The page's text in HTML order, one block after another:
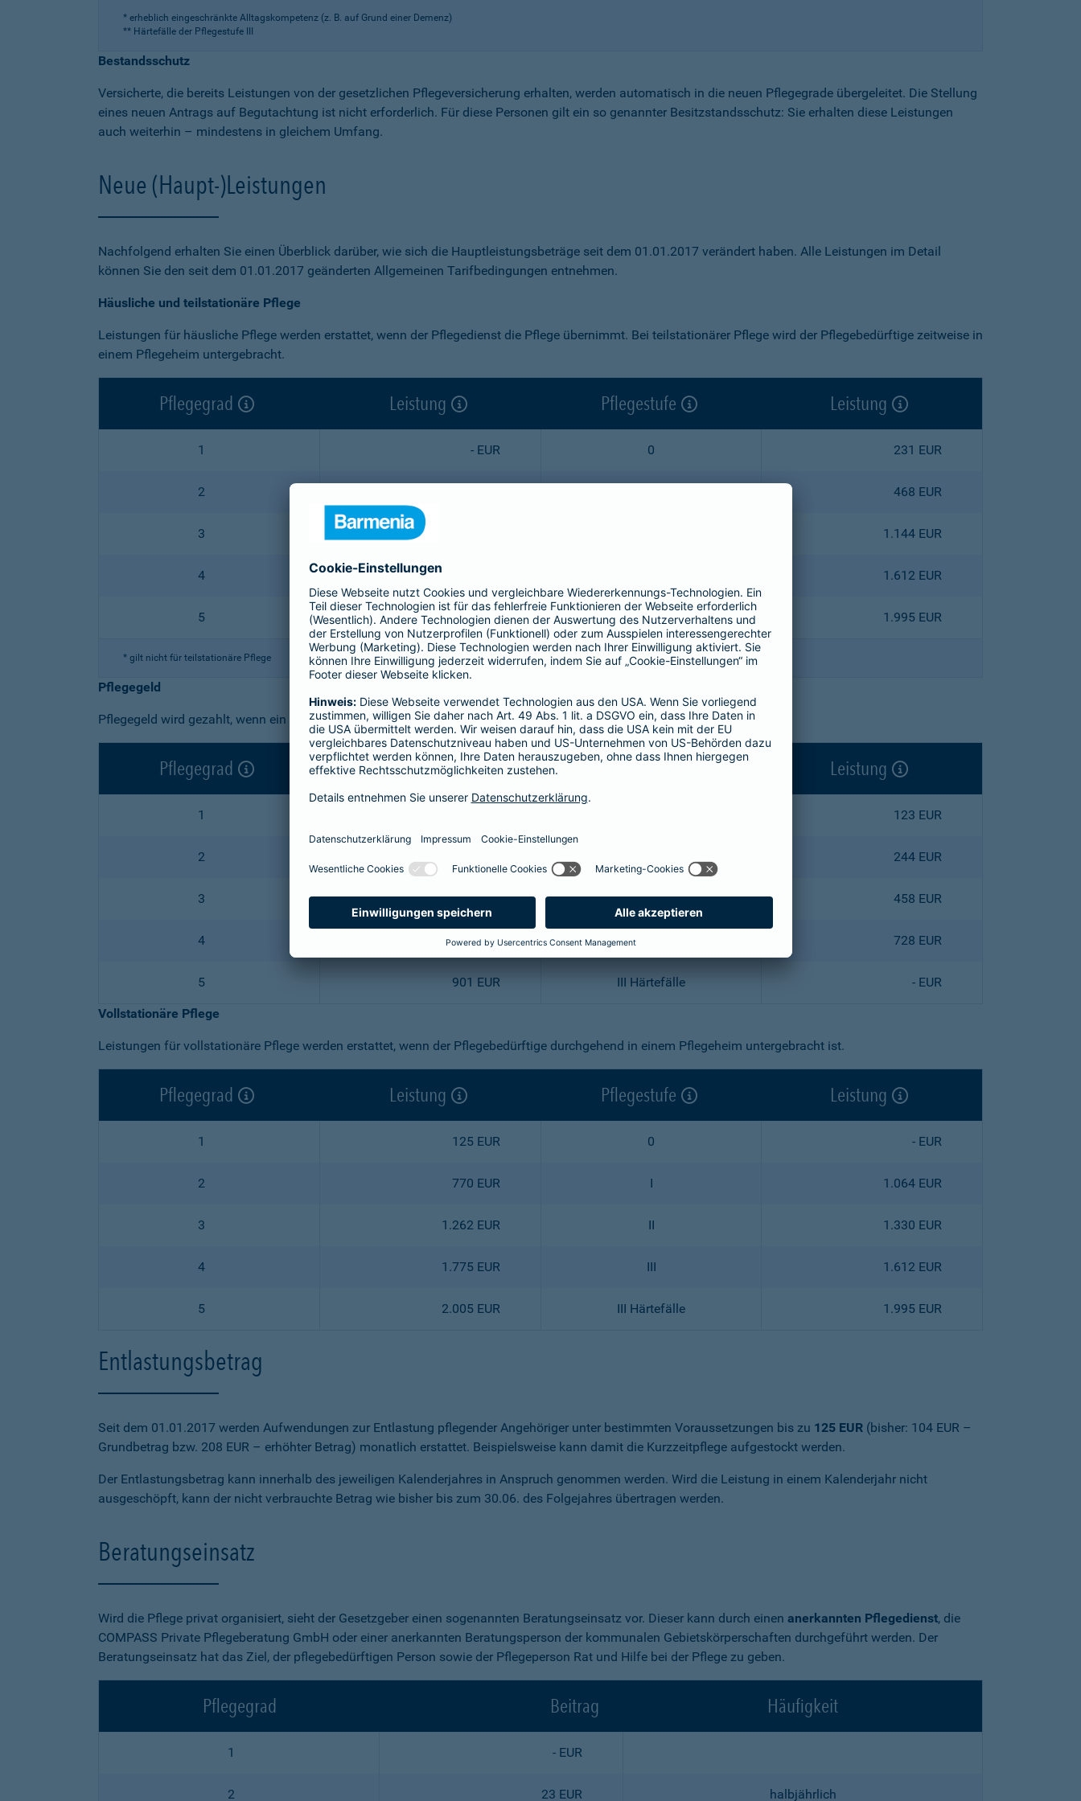
* erheblich eingeschränkte Alltagskompetenz (z. B. auf Grund einer Demenz)
** Härtefälle der Pflegestufe III
Bestandsschutz
Versicherte, die bereits Leistungen von der gesetzlichen Pflegeversicherung erhalten, werden automatisch in die neuen Pflegegrade übergeleitet. Die Stellung
eines neuen Antrags auf Begutachtung ist nicht erforderlich. Für diese Personen gilt ein so genannter Besitzstandsschutz: Sie erhalten diese Leistungen
auch weiterhin – mindestens in gleichem Umfang.
Neue (Haupt-)Leistungen
Nachfolgend erhalten Sie einen Überblick darüber, wie sich die Hauptleistungsbeträge seit dem 01.01.2017 verändert haben. Alle Leistungen im Detail
können Sie den seit dem 01.01.2017 geänderten Allgemeinen Tarifbedingungen entnehmen.
Häusliche und teilstationäre Pflege
Leistungen für häusliche Pflege werden erstattet, wenn der Pflegedienst die Pflege übernimmt. Bei teilstationärer Pflege wird der Pflegebedürftige zeitweise in
einem Pflegeheim untergebracht.
Pflegegrad Leistung Pflegestufe Leistung
1 - EUR 0 231 EUR
2 468 EUR
3 1.144 EUR
4 1.612 EUR
5 1.995 EUR III Härtefälle* 1.995 EUR
* gilt nicht für teilstationäre Pflege
Pflegegeld
Pflegegeld wird gezahlt, wenn ein Angehöriger die Pflege übernimmt.
Pflegegrad Leistung Pflegestufe Leistung
1 123 EUR
2 244 EUR
3 545 EUR II 458 EUR
4 728 EUR 728 EUR
5 901 EUR III Härtefälle - EUR
Vollstationäre Pflege
Leistungen für vollstationäre Pflege werden erstattet, wenn der Pflegebedürftige durchgehend in einem Pflegeheim untergebracht ist.
Pflegegrad Leistung Pflegestufe Leistung
1 125 EUR 0 - EUR
2 770 EUR I 1.064 EUR
3 1.262 EUR II 1.330 EUR
4 1.775 EUR III 1.612 EUR
5 2.005 EUR III Härtefälle 1.995 EUR
Entlastungsbetrag
Seit dem 01.01.2017 werden Aufwendungen zur Entlastung pflegender Angehöriger unter bestimmten Voraussetzungen bis zu 125 EUR (bisher: 104 EUR –
Grundbetrag bzw. 208 EUR – erhöhter Betrag) monatlich erstattet. Beispielsweise kann damit die Kurzzeitpflege aufgestockt werden.
Der Entlastungsbetrag kann innerhalb des jeweiligen Kalenderjahres in Anspruch genommen werden. Wird die Leistung in einem Kalenderjahr nicht
ausgeschöpft, kann der nicht verbrauchte Betrag wie bisher bis zum 30.06. des Folgejahres übertragen werden.
Beratungseinsatz
Wird die Pflege privat organisiert, sieht der Gesetzgeber einen sogenannten Beratungseinsatz vor. Dieser kann durch einen anerkannten Pflegedienst, die
COMPASS Private Pflegeberatung GmbH oder einer anerkannten Beratungsperson der kommunalen Gebietskörperschaften durchgeführt werden. Der
Beratungseinsatz hat das Ziel, der pflegebedürftigen Person sowie der Pflegeperson Rat und Hilfe bei der Pflege zu geben.
Pflegegrad Beitrag Häufigkeit
1 - EUR
2 23 EUR halbjährlich